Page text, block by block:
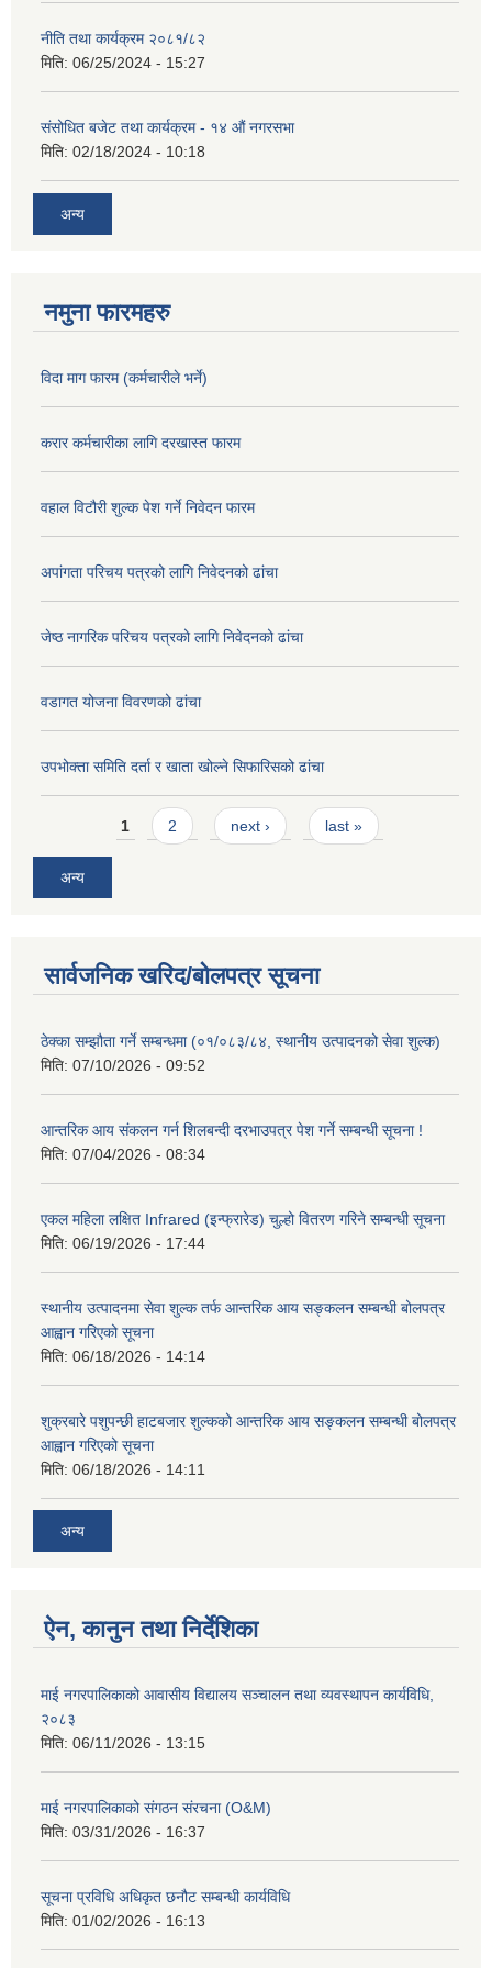
नीति तथा कार्यक्रम २०८१/८२
मिति: 06/25/2024 - 15:27
संसोधित बजेट तथा कार्यक्रम - १४ औं नगरसभा
मिति: 02/18/2024 - 10:18
अन्य
नमुना फारमहरु
विदा माग फारम (कर्मचारीले भर्ने)
करार कर्मचारीका लागि दरखास्त फारम
वहाल विटौरी शुल्क पेश गर्ने निवेदन फारम
अपांगता परिचय पत्रको लागि निवेदनको ढांचा
जेष्ठ नागरिक परिचय पत्रको लागि निवेदनको ढांचा
वडागत योजना विवरणको ढांचा
उपभोक्ता समिति दर्ता र खाता खोल्ने सिफारिसको ढांचा
Pages1 2 next › last »
अन्य
सार्वजनिक खरिद/बोलपत्र सूचना
ठेक्का सम्झौता गर्ने सम्बन्धमा (०१/०८३/८४, स्थानीय उत्पादनको सेवा शुल्क)
मिति: 07/10/2026 - 09:52
आन्तरिक आय संकलन गर्न शिलबन्दी दरभाउपत्र पेश गर्ने सम्बन्धी सूचना !
मिति: 07/04/2026 - 08:34
एकल महिला लक्षित Infrared (इन्फ्रारेड) चुल्हो वितरण गरिने सम्बन्धी सूचना
मिति: 06/19/2026 - 17:44
स्थानीय उत्पादनमा सेवा शुल्क तर्फ आन्तरिक आय सङ्कलन सम्बन्धी बोलपत्र
आह्वान गरिएको सूचना
मिति: 06/18/2026 - 14:14
शुक्रबारे पशुपन्छी हाटबजार शुल्कको आन्तरिक आय सङ्कलन सम्बन्धी बोलपत्र
आह्वान गरिएको सूचना
मिति: 06/18/2026 - 14:11
अन्य
ऐन, कानुन तथा निर्देशिका
माई नगरपालिकाको आवासीय विद्यालय सञ्चालन तथा व्यवस्थापन कार्यविधि,
२०८३
मिति: 06/11/2026 - 13:15
माई नगरपालिकाको संगठन संरचना (O&M)
मिति: 03/31/2026 - 16:37
सूचना प्रविधि अधिकृत छनौट सम्बन्धी कार्यविधि
मिति: 01/02/2026 - 16:13